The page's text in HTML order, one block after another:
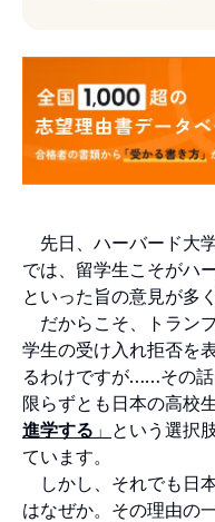
先日、ハーバード大
では、留学生こそがハ
といった旨の意見が多
だからこそ、トラン
学生の受け入れ拒否を
るわけですが……その
限らずとも日本の高校
進学する 」 という選択
ています。
しかし、それでも日
はなぜか。その理由の